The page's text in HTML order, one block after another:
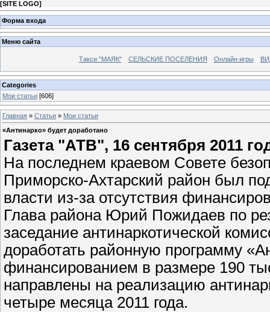
[SITE LOGO]
Форма входа
Меню сайта
Такси "МАЯК" СЕЛЬСКИЕ ПОСЕЛЕНИЯ Онлайн игры
Categories
Мои статьи [606]
Главная » Статьи » Мои статьи
«Антинарко» будет доработано
Газета "АТВ", 16 сентября 2011
На последнем краевом Совете
Приморско-Ахтарский район был
власти из-за отсутствия
Глава района Юрий Пожидаев по
заседание антинаркотической
доработать районную программу
финансированием в размере 190
направлены на реализацию
четыре месяца 2011 года.